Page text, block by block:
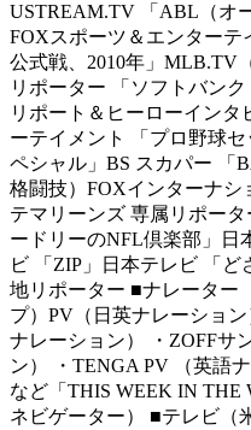
USTREAM.TV 「ABL（オ
FOXスポーツ＆エンターテ
公式戦、2010年」MLB.TV
リポーター 「ソフトバン
リポート＆ヒーローインタ
ーテイメント 「プロ野球
ペシャル」BS スカパー 「
格闘技）FOXインターナシ
テマリーンズ 専属リポー
ードリーのNFL倶楽部」日
ビ 「ZIP」日本テレビ 「
地リポーター ■ナレーター
プ）PV（日英ナレーショ
ナレーション） ・ZOFFサ
ン） ・TENGA PV （英語
など「THIS WEEK IN THE
ネビゲーター） ■テレビ（